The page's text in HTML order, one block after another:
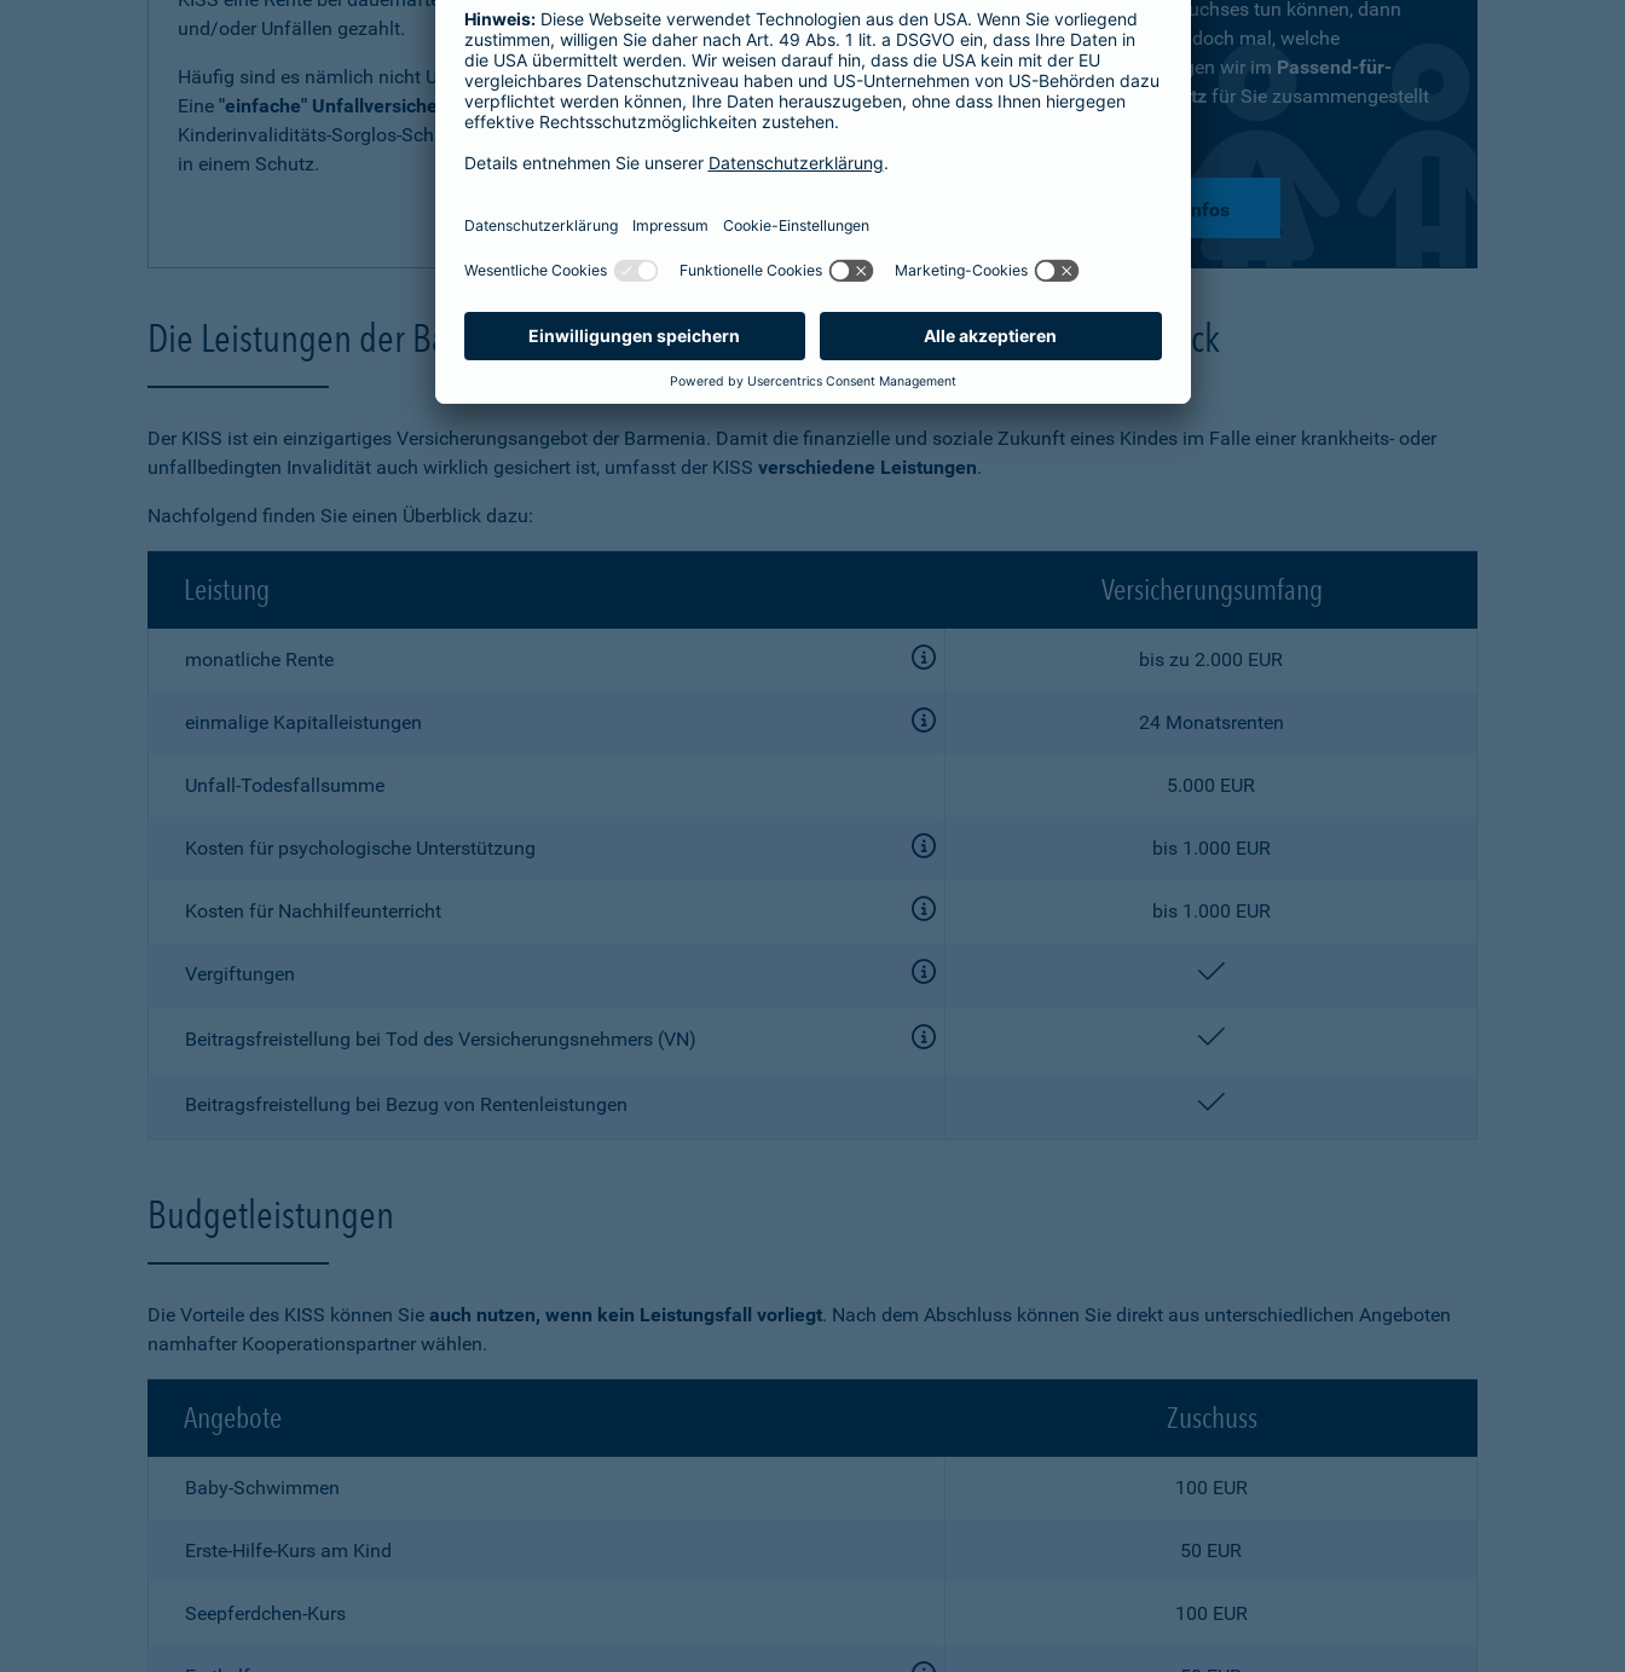
und/oder Unfällen gezahlt.
Häufig sind es nämlich nicht Unfälle, die zur Kinderinvalidität führen, sondern Erkrankungen.
Eine "einfache" Unfallversicherung kann da nicht helfen. Daher hat die Barmenia den
Kinderinvaliditäts-Sorglos-Schutz (KISS) entwickelt. Sievereint beide Ursachen
in einem Schutz.
Ihres Nachwuchses tun können, dann
schauen Sie doch mal, welche
Versicherungen wir im Passend-für-
Kinder-Schutz für Sie zusammengestellt
mehr Infos
Die Leistungen der Barmenia Kinderinvaliditätsversicherung KISS im Überblick
Der KISS ist ein einzigartiges Versicherungsangebot der Barmenia. Damit die finanzielle und soziale Zukunft eines Kindes im Falle einer krankheits- oder
unfallbedingten Invalidität auch wirklich gesichert ist, umfasst der KISS verschiedene Leistungen.
Nachfolgend finden Sie einen Überblick dazu:
Leistung Versicherungsumfang
monatliche Rente bis zu 2.000 EUR
einmalige Kapitalleistungen 24 Monatsrenten
Unfall-Todesfallsumme 5.000 EUR
Kosten für psychologische Unterstützung bis 1.000 EUR
Kosten für Nachhilfeunterricht bis 1.000 EUR
Vergiftungen
Beitragsfreistellung bei Tod des Versicherungsnehmers (VN)
Beitragsfreistellung bei Bezug von Rentenleistungen
Budgetleistungen
Die Vorteile des KISS können Sie auch nutzen, wenn kein Leistungsfall vorliegt. Nach dem Abschluss können Sie direkt aus unterschiedlichen Angeboten
namhafter Kooperationspartner wählen.
Angebote Zuschuss
Baby-Schwimmen 100 EUR
Erste-Hilfe-Kurs am Kind 50 EUR
Seepferdchen-Kurs 100 EUR